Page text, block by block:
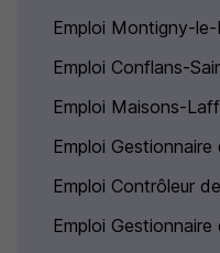
Emploi Montigny-
Emploi Conflans-
Emploi Maisons-
Emploi
Emploi Contrôleur
Emploi Gestionnaire